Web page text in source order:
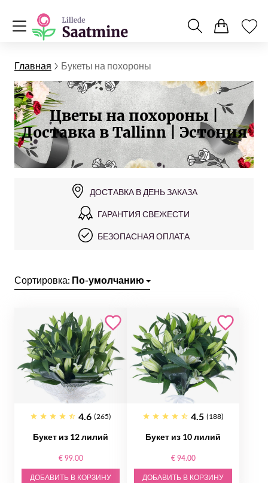
Главная Букеты на похороны
Цветы на похороны |
Доставка в Tallinn | Эстония
ДОСТАВКА В ДЕНЬ ЗАКАЗА
ГАРАНТИЯ СВЕЖЕСТИ
БЕЗОПАСНАЯ ОПЛАТА
Сортировка: По-умолчанию
4.6 (265)
Букет из 12 лилий
€ 99.00
ДОБАВИТЬ В КОРЗИНУ
4.5 (188)
Букет из 10 лилий
€ 94.00
ДОБАВИТЬ В КОРЗИНУ